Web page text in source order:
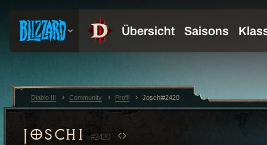
JOSCHI#2420
Diablo III Community Profil Joschi#2420